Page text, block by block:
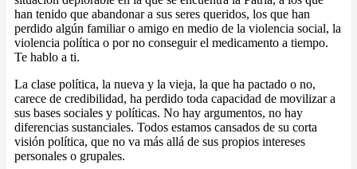
han tenido que abandonar a sus seres queridos, los que han
perdido algún familiar o amigo en medio de la violencia social, la
violencia política o por no conseguir el medicamento a tiempo.
Te hablo a ti.
La clase política, la nueva y la vieja, la que ha pactado o no,
carece de credibilidad, ha perdido toda capacidad de movilizar a
sus bases sociales y políticas. No hay argumentos, no hay
diferencias sustanciales. Todos estamos cansados de su corta
visión política, que no va más allá de sus propios intereses
personales o grupales.